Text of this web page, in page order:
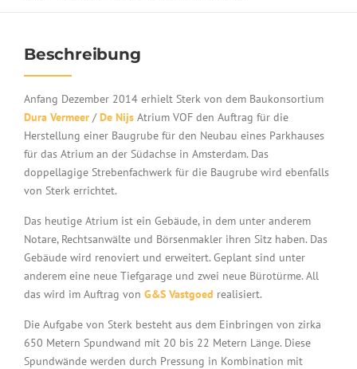
Beschreibung
Anfang Dezember 2014 erhielt Sterk von dem Baukonsortium
Dura Vermeer /De Nijs Atrium VOF den Auftrag für die
Herstellung einer Baugrube für den Neubau eines Parkhauses
für das Atrium an der Südachse in Amsterdam. Das
doppellagige Strebenfachwerk für die Baugrube wird ebenfalls
von Sterk errichtet.
Das heutige Atrium ist ein Gebäude, in dem unter anderem
Notare, Rechtsanwälte und Börsenmakler ihren Sitz haben. Das
Gebäude wird renoviert und erweitert. Geplant sind unter
anderem eine neue Tiefgarage und zwei neue Bürotürme. All
das wird im Auftrag von G&S Vastgoed realisiert.
Die Aufgabe von Sterk besteht aus dem Einbringen von zirka
650 Metern Spundwand mit 20 bis 22 Metern Länge. Diese
Spundwände werden durch Pressung in Kombination mit